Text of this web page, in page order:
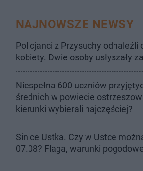
NAJNOWSZE NEWSY
Policjanci z Przysuchy odnaleźli
kobiety. Dwie osoby usłyszały
Niespełna 600 uczniów
średnich w powiecie
kierunki wybierali najczęściej?
Sinice Ustka. Czy w Ustce
07.08? Flaga, warunki pogodowe